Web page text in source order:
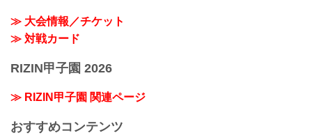
≫ 大会情報／チケット
≫ 対戦カード
RIZIN甲子園 2026
≫ RIZIN甲子園 関連ページ
おすすめコンテンツ